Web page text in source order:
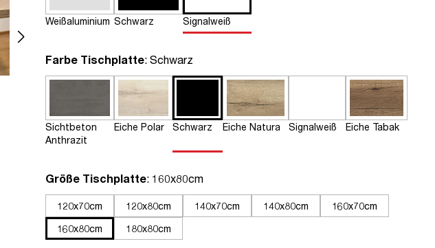
Weißaluminium Schwarz Signalweiß
Farbe Tischplatteauswählen
: Schwarz
Sichtbeton
Anthrazit
Eiche Polar Schwarz Eiche Natura Signalweiß Eiche Tabak
Größe Tischplatteauswählen
: 160x80cm
120x70cm 120x80cm 140x70cm 140x80cm
160x70cm
160x80cm
180x80cm